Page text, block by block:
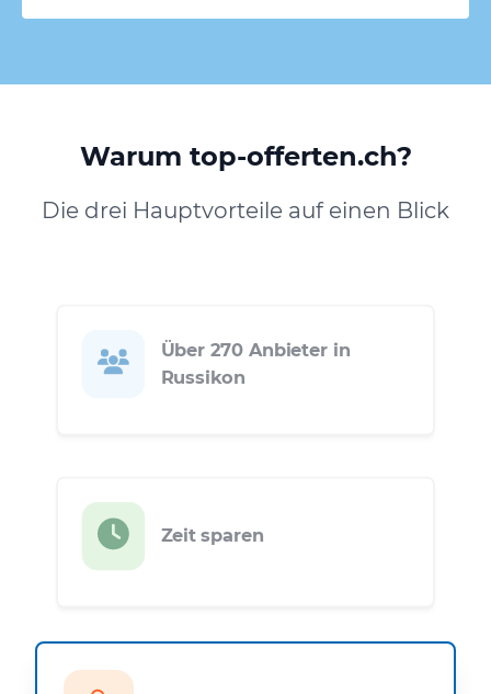
Warum top-offerten.ch?
Die drei Hauptvorteile auf einen Blick
Über 270 Anbieter in
Russikon
Zeit sparen